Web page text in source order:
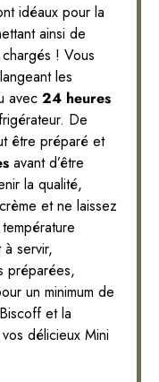
idéaux pour la
ainsi de
! Vous
les
avec 24 heures
De
être préparé et
avant d’être
la qualité,
et ne laissez
servir,
préparées,
un minimum de
et la
délicieux Mini